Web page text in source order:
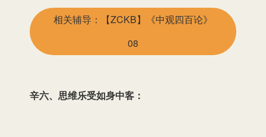
相关辅导：【ZCKB】《中观四百论》
08
辛六、思维乐受如身中客：